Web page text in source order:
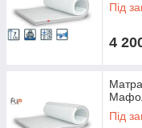
Під
4
Під